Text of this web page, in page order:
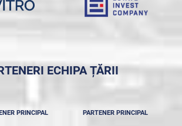
ECHIPA ȚĂRII
PRINCIPAL PARTENER PRINCIPAL